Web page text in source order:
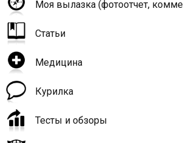
Моя вылазка (фотоотчет,
Статьи
Медицина
Курилка
Тесты и обзоры